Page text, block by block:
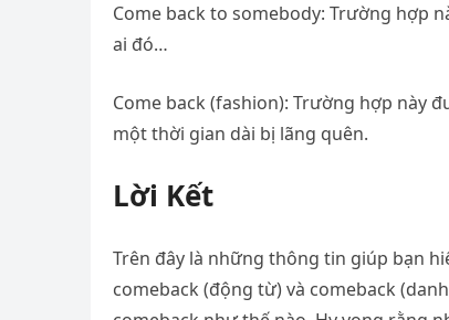
Come back to somebody: Trường hợp
ai đó…
Come back (fashion): Trường hợp này
một thời gian dài bị lãng quên.
Lời Kết
Trên đây là những thông tin giúp bạn
comeback (động từ) và comeback